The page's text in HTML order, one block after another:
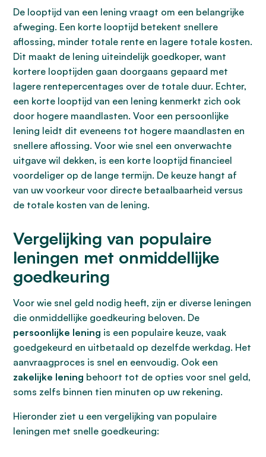
De looptijd van een lening vraagt om een belangrijke
afweging. Een korte looptijd betekent snellere
aflossing, minder totale rente en lagere totale kosten.
Dit maakt de lening uiteindelijk goedkoper, want
kortere looptijden gaan doorgaans gepaard met
lagere rentepercentages over de totale duur. Echter,
een korte looptijd van een lening kenmerkt zich ook
door hogere maandlasten. Voor een persoonlijke
lening leidt dit eveneens tot hogere maandlasten en
snellere aflossing. Voor wie snel een onverwachte
uitgave wil dekken, is een korte looptijd financieel
voordeliger op de lange termijn. De keuze hangt af
van uw voorkeur voor directe betaalbaarheid versus
de totale kosten van de lening.
Vergelijking van populaire
leningen met onmiddellijke
goedkeuring
Voor wie snel geld nodig heeft, zijn er diverse leningen
die onmiddellijke goedkeuring beloven. De
persoonlijke lening is een populaire keuze, vaak
goedgekeurd en uitbetaald op dezelfde werkdag. Het
aanvraagproces is snel en eenvoudig. Ook een
zakelijke lening behoort tot de opties voor snel geld,
soms zelfs binnen tien minuten op uw rekening.
Hieronder ziet u een vergelijking van populaire
leningen met snelle goedkeuring: